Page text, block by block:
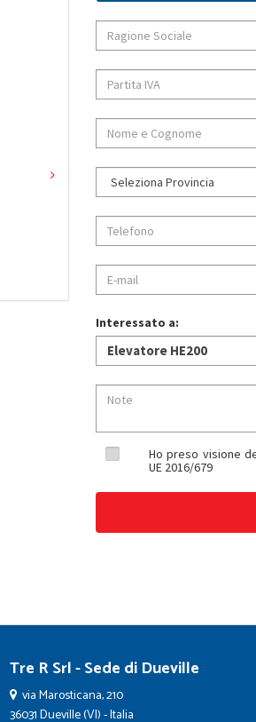
Interessato a:
Ho preso visione
UE 2016/679
Tre R Srl - Sede di Dueville
via Marosticana, 210
36031 Dueville (VI) - Italia